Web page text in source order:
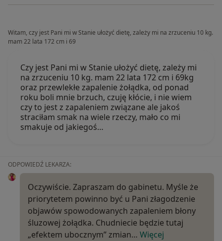
Witam, czy jest Pani mi w Stanie ułożyć dietę, zależy mi na zrzuceniu 10 kg.
mam 22 lata 172 cm i 69
Czy jest Pani mi w Stanie ułożyć dietę, zależy mi
na zrzuceniu 10 kg. mam 22 lata 172 cm i 69kg
oraz przewlekłe zapalenie żołądka, od ponad
roku boli mnie brzuch, czuję kłócie, i nie wiem
czy to jest z zapaleniem związane ale jakoś
straciłam smak na wiele rzeczy, mało co mi
smakuje od jakiegoś…
ODPOWIEDŹ LEKARZA:
Oczywiście. Zapraszam do gabinetu. Myśle że
priorytetem powinno być u Pani złagodzenie
objawów spowodowanych zapaleniem błony
śluzowej żołądka. Chudniecie będzie tutaj
„efektem ubocznym” zmian… Więcej